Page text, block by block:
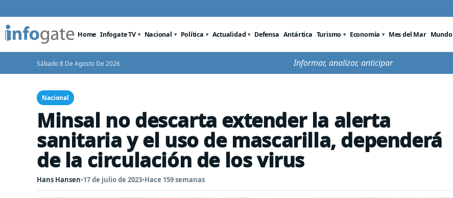
Home Infogate TV Nacional Política Actualidad Defensa Antártica Turismo Economía Mes del Mar Mundo
Sábado 8 De Agosto De 2026 Informar, analizar, anticipar
Nacional
Minsal no descarta extender la alerta
sanitaria y el uso de mascarilla, dependerá
de la circulación de los virus
Hans Hansen•17 de julio de 2023•Hace 159 semanas